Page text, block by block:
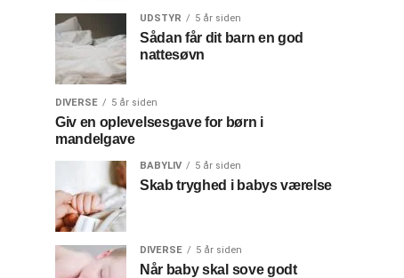
UDSTYR 5 år siden
Sådan får dit barn en god
nattesøvn
DIVERSE 5 år siden
Giv en oplevelsesgave for børn i
mandelgave
BABYLIV 5 år siden
Skab tryghed i babys værelse
DIVERSE 5 år siden
Når baby skal sove godt